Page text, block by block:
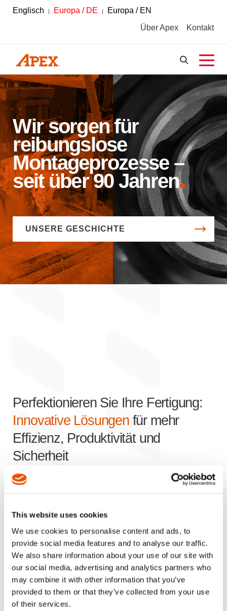
This website uses cookies
We use cookies to personalise content and ads, to
provide social media features and to analyse our traffic.
We also share information about your use of our site with
our social media, advertising and analytics partners who
may combine it with other information that you’ve
provided to them or that they’ve collected from your use
of their services.
Englisch Europa / DE
Europa / EN
Über Apex
Kontakt
Wir sorgen für
reibungslose
Montageprozesse –
seit über 90 Jahren
UNSERE GESCHICHTE
Perfektionieren Sie Ihre Fertigung:
Innovative Lösungenfür mehr
Effizienz, Produktivität und
Sicherheit
Apex Assembly & Fabrication – Zubehör ist auf die
Sicherheit Priorität einräumen. Ganz gleich, ob Sie eine
verfügbare Standard-Lösung oder ein einzigartiges,
maßgeschneidertes Zubehörprodukt suchen, das sich
von den anderen abhebt, unser Team engagiert sich für
die Weiterentwicklung von Produkten und Ihr
Geschäftswachstums. Mit einem starken Fokus auf
Effizienz und Sicherheit sind unsere Lösungen darauf
ausgelegt, den Anwendernutzen zu verbessern und
Prozesse zu rationalisieren. Unsere Expertise erstreckt